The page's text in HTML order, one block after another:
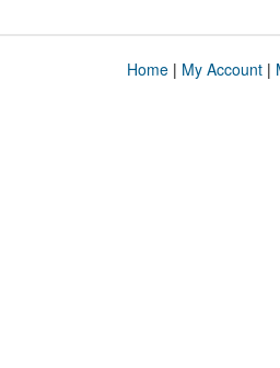
Home| My Account|